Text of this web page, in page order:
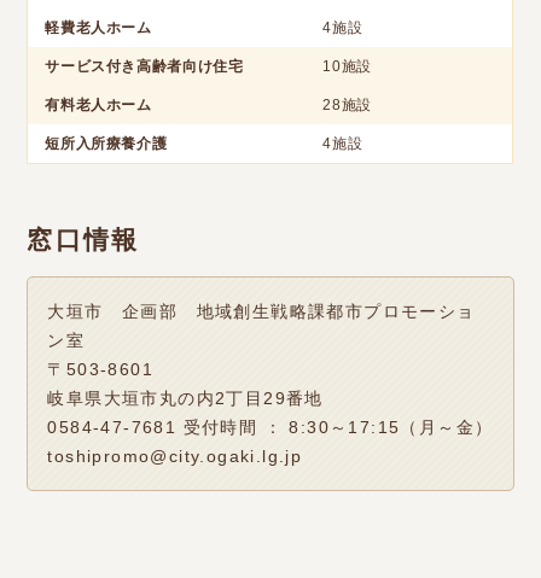
軽費老人ホーム 4施設
サービス付き高齢者向け住宅 10施設
有料老人ホーム 28施設
短所入所療養介護 4施設
窓口情報
大垣市 企画部 地域創生戦略課都市プロモーショ
ン室
〒503-8601
岐阜県大垣市丸の内2丁目29番地
0584-47-7681 受付時間 ： 8:30～17:15（月～金）
toshipromo@city.ogaki.lg.jp